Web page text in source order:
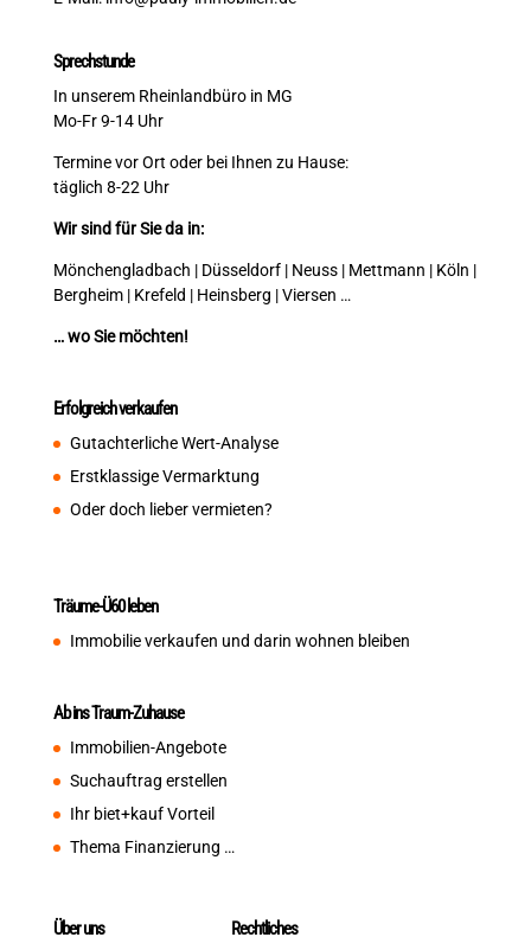
Sprechstunde
In unserem Rheinlandbüro in MG
Mo-Fr 9-14 Uhr
Termine vor Ort oder bei Ihnen zu Hause:
täglich 8-22 Uhr
Wir sind für Sie da in:
Mönchengladbach | Düsseldorf | Neuss | Mettmann | Köln |
Bergheim | Krefeld | Heinsberg | Viersen …
… wo Sie möchten!
Erfolgreich verkaufen
Gutachterliche Wert-Analyse
Erstklassige Vermarktung
Oder doch lieber vermieten?
Träume-Ü60 leben
Immobilie verkaufen und darin wohnen bleiben
Ab ins Traum-Zuhause
Immobilien-Angebote
Suchauftrag erstellen
Ihr biet+kauf Vorteil
Thema Finanzierung …
Über uns Rechtliches